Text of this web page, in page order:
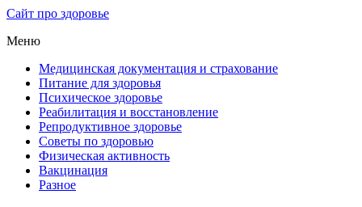
Сайт про здоровье
Меню
Медицинская документация и страхование
Питание для здоровья
Психическое здоровье
Реабилитация и восстановление
Репродуктивное здоровье
Советы по здоровью
Физическая активность
Вакцинация
Разное